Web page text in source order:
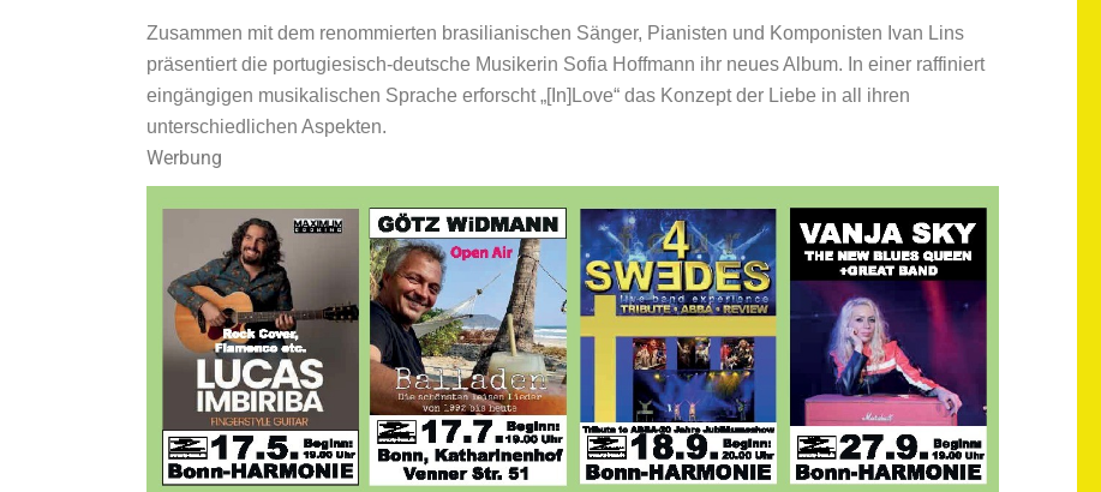
Zusammen mit dem renommierten brasilianischen Sänger, Pianisten und Komponisten Ivan Lins
präsentiert die portugiesisch-deutsche Musikerin Sofia Hoffmann ihr neues Album. In einer raffiniert
eingängigen musikalischen Sprache erforscht „[In]Love“ das Konzept der Liebe in all ihren
unterschiedlichen Aspekten.
Werbung